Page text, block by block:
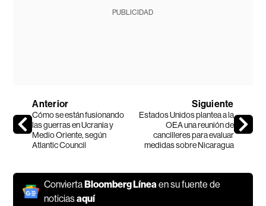
PUBLICIDAD
Anterior
Cómo se están fusionando
las guerras en Ucrania y
Medio Oriente, según
Atlantic Council
Siguiente
Estados Unidos plantea a la
OEA una reunión de
cancilleres para evaluar
medidas sobre Nicaragua
ConviertaBloomberg Líneaen su fuente de
noticiasaquí